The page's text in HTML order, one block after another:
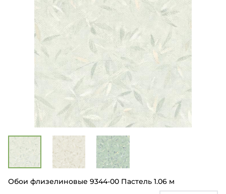
Обои флизелиновые 9344-00 Пастель 1.06 м